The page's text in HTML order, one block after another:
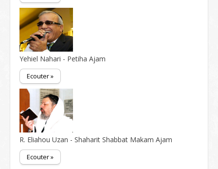
Yehiel Nahari - Petiha Ajam
Ecouter »
R. Eliahou Uzan - Shaharit Shabbat Makam Ajam
Ecouter »